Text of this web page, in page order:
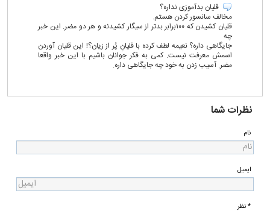
قلیان بدآموزی نداره؟
مخالف سانسور کردن هستم.
قلیان کشیدن که ۱۰۰برابر بدتر از سیگار کشیدنه و هر دو مضر. این خبر
چه
جایگاهی داره؟ نعیمه لطف کرده با قلیانِ پُر از زیان؟! این قلیان آوردن
اسمش معرفت نیست. کمی به فکر جوانان باشیم با این خبر واقعا
مضر. آسیب زدن به خود چه جایگاهی داره‌.
نظرات شما
نام
ایمیل
* نظر